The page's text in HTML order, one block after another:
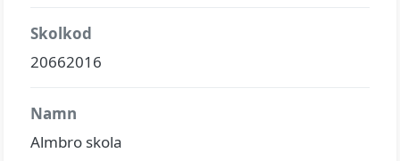
Skolkod
20662016
Namn
Almbro skola